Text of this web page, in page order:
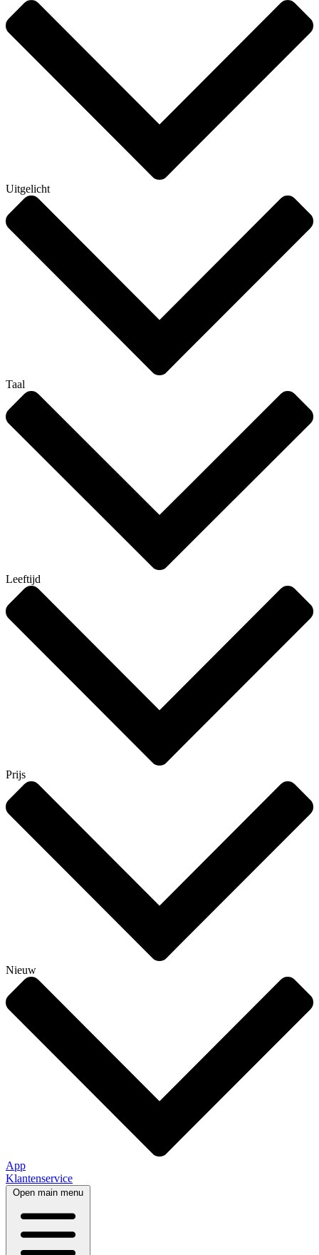
Uitgelicht
Taal
Leeftijd
Prijs
Nieuw
App
Klantenservice
Open main menu